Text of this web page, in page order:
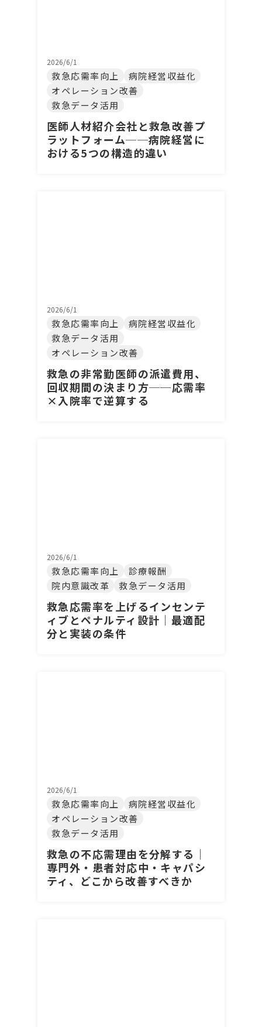
2026/6/1
救急応需率向上
病院経営収益化
オペレーション改善
救急データ活用
医師人材紹介会社と救急改善プ
ラットフォーム──病院経営に
おける5つの構造的違い
2026/6/1
救急応需率向上
病院経営収益化
救急データ活用
オペレーション改善
救急の非常勤医師の派遣費用、
回収期間の決まり方──応需率
×入院率で逆算する
2026/6/1
救急応需率向上
診療報酬
院内意識改革
救急データ活用
救急応需率を上げるインセンテ
ィブとペナルティ設計｜最適配
分と実装の条件
2026/6/1
救急応需率向上
病院経営収益化
オペレーション改善
救急データ活用
救急の不応需理由を分解する｜
専門外・患者対応中・キャパシ
ティ、どこから改善すべきか